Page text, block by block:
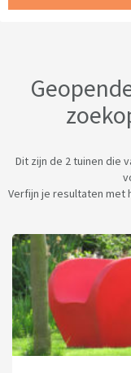
Dit zijn de 2 tuinen die
Verfijn je resultaten met